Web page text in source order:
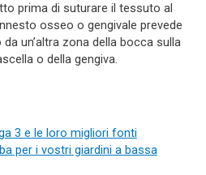
prima di suturare il tessuto al
osseo o gengivale prevede
un’altra zona della bocca sulla
o della gengiva.
3 e le loro migliori fonti
per i vostri giardini a bassa